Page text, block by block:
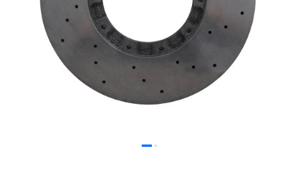
Contact Us